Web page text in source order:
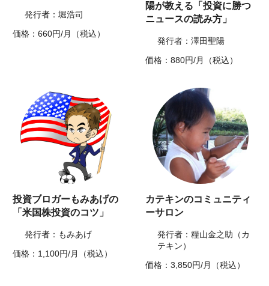
発行者：堀浩司
価格：660円/月（税込）
陽が教える「投資に勝つ
ニュースの読み方」
発行者：澤田聖陽
価格：880円/月（税込）
投資ブロガーもみあげの
「米国株投資のコツ」
発行者：もみあげ
価格：1,100円/月（税込）
カテキンのコミュニティ
ーサロン
発行者：糧山金之助（カ
テキン）
価格：3,850円/月（税込）